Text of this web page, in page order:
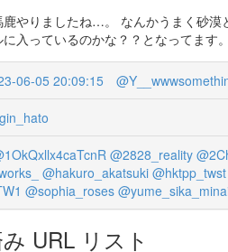
鹿やりましたね…。 なんかうまく砂漠
に入っているのかな？？となってます
06-05 20:09:15
@2828_reality
@hakuro_akatsuki @hktpp_twst
@sophia_roses
URL リスト